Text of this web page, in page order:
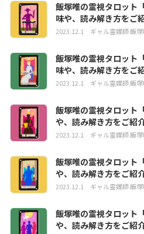
飯塚唯の霊視タロット
味や、読み解き方をご
2023.12.1 ギャル霊媒師 飯塚
飯塚唯の霊視タロット
味や、読み解き方をご
2023.12.1 ギャル霊媒師 飯塚
飯塚唯の霊視タロット
や、読み解き方をご紹
2023.12.1 ギャル霊媒師 飯塚
飯塚唯の霊視タロット
や、読み解き方をご紹
2023.12.1 ギャル霊媒師 飯塚
飯塚唯の霊視タロット
や、読み解き方をご紹